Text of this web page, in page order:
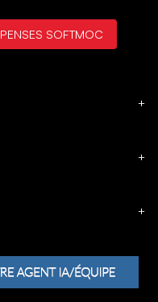
+
+
+
SOFTMOC